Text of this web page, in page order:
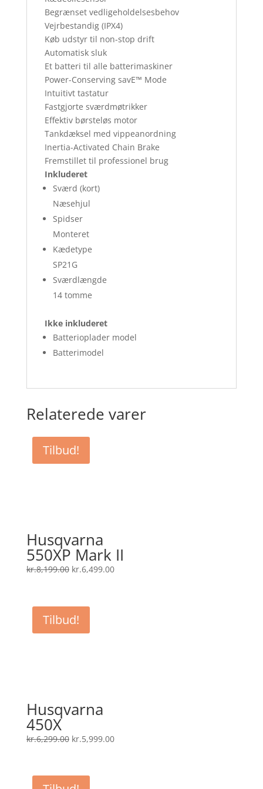
Begrænset vedligeholdelsesbehov
Vejrbestandig (IPX4)
Køb udstyr til non-stop drift
Automatisk sluk
Et batteri til alle batterimaskiner
Power-Conserving savE™ Mode
Intuitivt tastatur
Fastgjorte sværdmøtrikker
Effektiv børsteløs motor
Tankdæksel med vippeanordning
Inertia-Activated Chain Brake
Fremstillet til professionel brug
Inkluderet
Sværd (kort)
Næsehjul
Spidser
Monteret
Kædetype
SP21G
Sværdlængde
14 tomme
Ikke inkluderet
Batterioplader model
Batterimodel
Relaterede varer
Tilbud!
Husqvarna
550XP Mark II
kr.8,199.00 Den
var:
kr.8,199.00.
kr.6,499.00Den
Tilbud!
Husqvarna
450X
kr.6,299.00 Den
var:
kr.5,999.00Den